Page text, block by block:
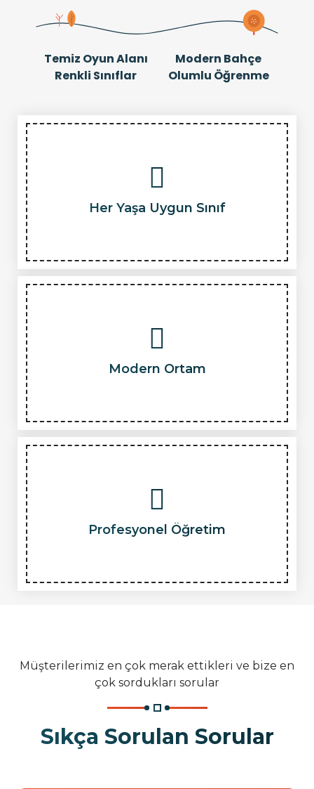
Temiz Oyun Alanı
Modern Bahçe
Renkli Sınıflar
Olumlu Öğrenme
Her Yaşa Uygun Sınıf
Modern Ortam
Profesyonel Öğretim
Müşterilerimiz en çok merak ettikleri ve bize en
çok sordukları sorular
Sıkça Sorulan Sorular